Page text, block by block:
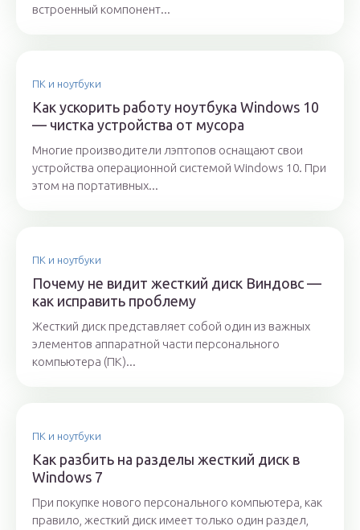
встроенный компонент...
ПК и ноутбуки
Как ускорить работу ноутбука Windows 10
— чистка устройства от мусора
Многие производители лэптопов оснащают свои
устройства операционной системой Windows 10. При
этом на портативных...
ПК и ноутбуки
Почему не видит жесткий диск Виндовс —
как исправить проблему
Жесткий диск представляет собой один из важных
элементов аппаратной части персонального
компьютера (ПК)...
ПК и ноутбуки
Как разбить на разделы жесткий диск в
Windows 7
При покупке нового персонального компьютера, как
правило, жесткий диск имеет только один раздел,